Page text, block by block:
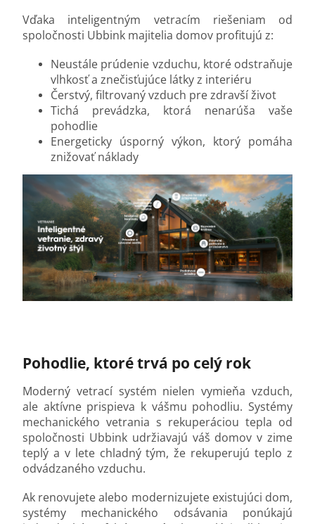
Vďaka inteligentným vetracím riešeniam od
spoločnosti Ubbink majitelia domov profitujú z:
Neustále prúdenie vzduchu, ktoré odstraňuje
vlhkosť a znečisťujúce látky z interiéru
Čerstvý, filtrovaný vzduch pre zdravší život
Tichá prevádzka, ktorá nenarúša vaše
pohodlie
Energeticky úsporný výkon, ktorý pomáha
znižovať náklady
Pohodlie, ktoré trvá po celý rok
Moderný vetrací systém nielen vymieňa vzduch,
ale aktívne prispieva k vášmu pohodliu. Systémy
mechanického vetrania s rekuperáciou tepla od
spoločnosti Ubbink udržiavajú váš domov v zime
teplý a v lete chladný tým, že rekuperujú teplo z
odvádzaného vzduchu.
Ak renovujete alebo modernizujete existujúci dom,
systémy mechanického odsávania ponúkajú